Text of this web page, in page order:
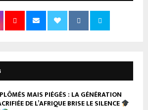
MAIS PIÉGÉS : LA GÉNÉRATION
DE L’AFRIQUE BRISE LE SILENCE